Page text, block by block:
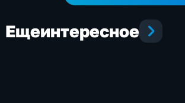
Ещеинтересное